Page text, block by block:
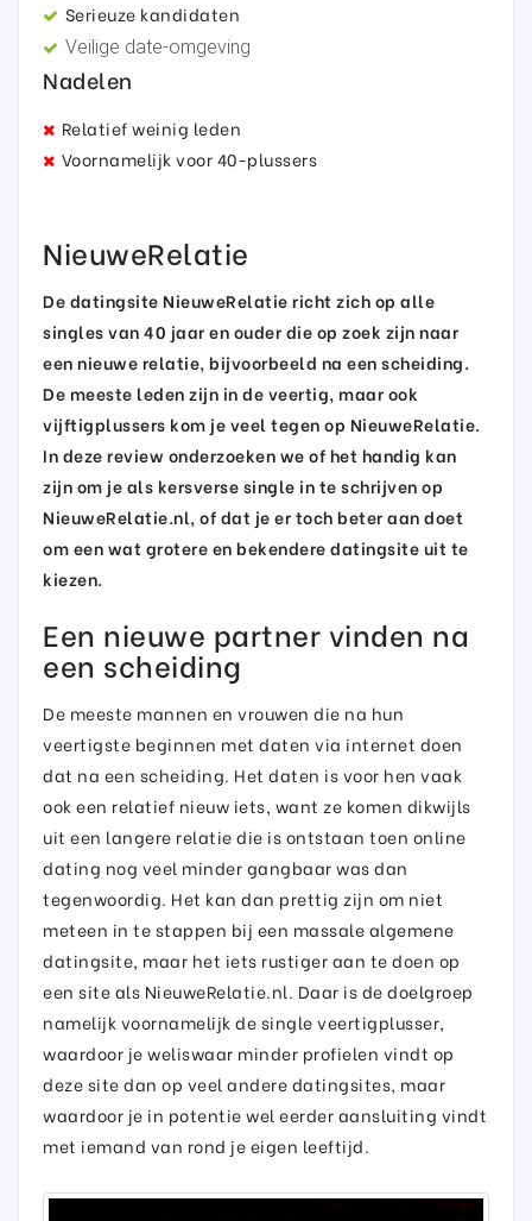
Serieuze kandidaten
Veilige date-omgeving
Nadelen
Relatief weinig leden
Voornamelijk voor 40-plussers
NieuweRelatie
De datingsite NieuweRelatie richt zich op alle
singles van 40 jaar en ouder die op zoek zijn naar
een nieuwe relatie, bijvoorbeeld na een scheiding.
De meeste leden zijn in de veertig, maar ook
vijftigplussers kom je veel tegen op NieuweRelatie.
In deze review onderzoeken we of het handig kan
zijn om je als kersverse single in te schrijven op
NieuweRelatie.nl, of dat je er toch beter aan doet
om een wat grotere en bekendere datingsite uit te
kiezen.
Een nieuwe partner vinden na
een scheiding
De meeste mannen en vrouwen die na hun
veertigste beginnen met daten via internet doen
dat na een scheiding. Het daten is voor hen vaak
ook een relatief nieuw iets, want ze komen dikwijls
uit een langere relatie die is ontstaan toen online
dating nog veel minder gangbaar was dan
tegenwoordig. Het kan dan prettig zijn om niet
meteen in te stappen bij een massale algemene
datingsite, maar het iets rustiger aan te doen op
een site als NieuweRelatie.nl. Daar is de doelgroep
namelijk voornamelijk de single veertigplusser,
waardoor je weliswaar minder profielen vindt op
deze site dan op veel andere datingsites, maar
waardoor je in potentie wel eerder aansluiting vindt
met iemand van rond je eigen leeftijd.